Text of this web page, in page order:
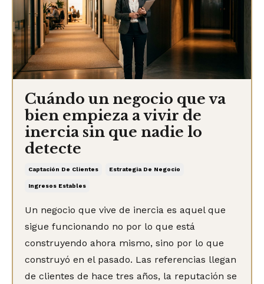
Cuándo un negocio que va
bien empieza a vivir de
inercia sin que nadie lo
detecte
Captación De Clientes Estrategia De Negocio
Ingresos Estables
Un negocio que vive de inercia es aquel que
sigue funcionando no por lo que está
construyendo ahora mismo, sino por lo que
construyó en el pasado. Las referencias llegan
de clientes de hace tres años, la reputación se